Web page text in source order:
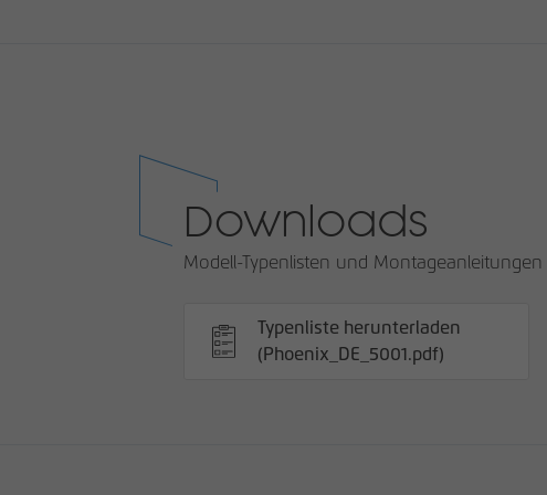
Downloads
Modell-Typenlisten und Montageanleitungen
Typenliste herunterladen
(Phoenix_DE_5001.pdf)